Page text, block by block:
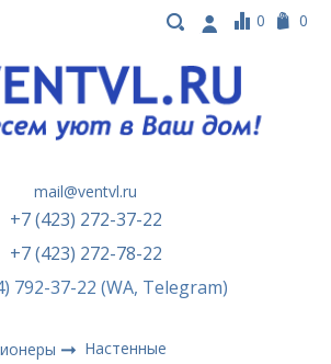
0 0
mail@ventvl.ru
+7 (423) 272-37-22
+7 (423) 272-78-22
792-37-22 (WA, Telegram)
Настенные